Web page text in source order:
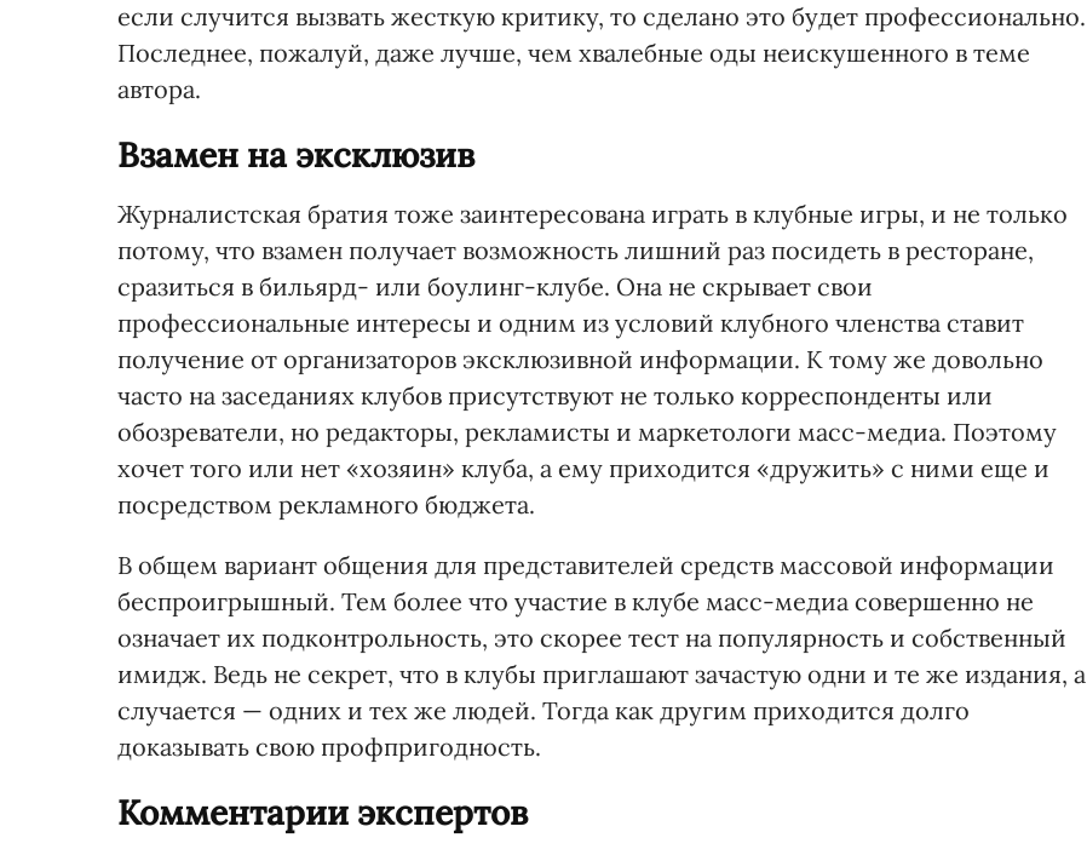
если случится вызвать жесткую критику, то сделано это будет профессионально.
Последнее, пожалуй, даже лучше, чем хвалебные оды неискушенного в теме
автора.
Взамен на эксклюзив
Журналистская братия тоже заинтересована играть в клубные игры, и не только
потому, что взамен получает возможность лишний раз посидеть в ресторане,
сразиться в бильярд- или боулинг-клубе. Она не скрывает свои
профессиональные интересы и одним из условий клубного членства ставит
получение от организаторов эксклюзивной информации. К тому же довольно
часто на заседаниях клубов присутствуют не только корреспонденты или
обозреватели, но редакторы, рекламисты и маркетологи масс-медиа. Поэтому
хочет того или нет «хозяин» клуба, а ему приходится «дружить» с ними еще и
посредством рекламного бюджета.
В общем вариант общения для представителей средств массовой информации
беспроигрышный. Тем более что участие в клубе масс-медиа совершенно не
означает их подконтрольность, это скорее тест на популярность и собственный
имидж. Ведь не секрет, что в клубы приглашают зачастую одни и те же издания, а
случается — одних и тех же людей. Тогда как другим приходится долго
доказывать свою профпригодность.
Комментарии экспертов